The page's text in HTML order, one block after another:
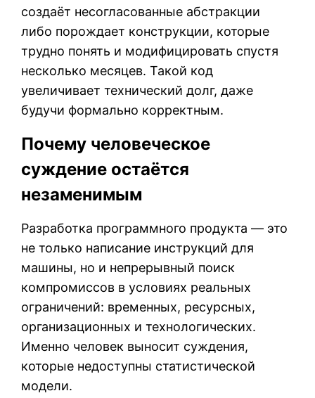
создаёт несогласованные абстракции
либо порождает конструкции, которые
трудно понять и модифицировать спустя
несколько месяцев. Такой код
увеличивает технический долг, даже
будучи формально корректным.
Почему человеческое
суждение остаётся
незаменимым
Разработка программного продукта — это
не только написание инструкций для
машины, но и непрерывный поиск
компромиссов в условиях реальных
ограничений: временных, ресурсных,
организационных и технологических.
Именно человек выносит суждения,
которые недоступны статистической
модели.